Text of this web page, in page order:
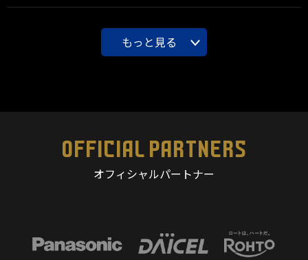
もっと見る
OFFICIAL PARTNERS
オフィシャルパートナー